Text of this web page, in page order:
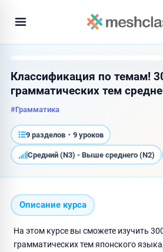
Классификация по темам!
грамматических тем
#Грамматика
9 разделов・9 уроков
Средний (N3) - Выше среднего (N2)
Описание курса
На этом курсе вы сможете изучить
грамматических тем японского